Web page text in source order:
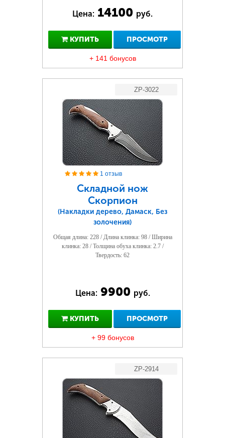
Цена: 14100 руб.
КУПИТЬ ПРОСМОТР
+ 141 бонусов
ZP-3022
1 отзыв
Складной нож
Скорпион
(Накладки дерево, Дамаск, Без
золочения)
Общая длина: 228 / Длина клинка: 98 / Ширина
клинка: 28 / Толщина обуха клинка: 2.7 /
Твердость: 62
Цена: 9900 руб.
КУПИТЬ ПРОСМОТР
+ 99 бонусов
ZP-2914